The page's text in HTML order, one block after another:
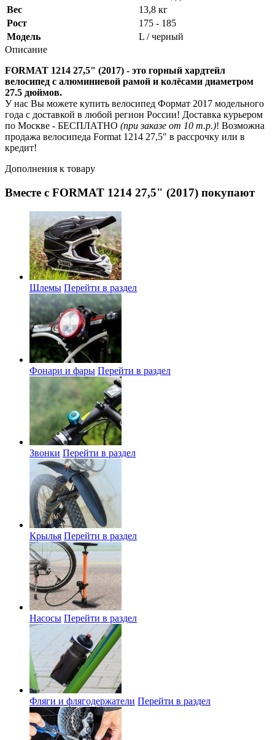
Вес
13,8 кг
Рост
175 - 185
Модель
L / черный
Описание
FORMAT 1214 27,5" (2017) - это горный хардтейл
велосипед с алюминиевой рамой и колёсами диаметром
27.5 дюймов.
У нас Вы можете купить велосипед Формат 2017 модельного
года с доставкой в любой регион России! Доставка курьером
по Москве - БЕСПЛАТНО (при заказе от 10 т.р.)! Возможна
продажа велосипеда Format 1214 27,5" в рассрочку или в
кредит!
Дополнения к товару
Вместе с FORMAT 1214 27,5" (2017) покупают
Шлемы Перейти в раздел
Фонари и фары Перейти в раздел
Звонки Перейти в раздел
Крылья Перейти в раздел
Насосы Перейти в раздел
Фляги и флягодержатели Перейти в раздел